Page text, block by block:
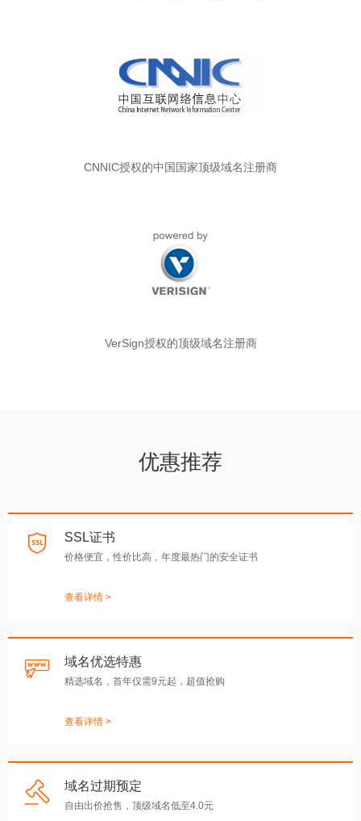
CNNIC授权的中国国家顶级域名注册商
VerSign授权的顶级域名注册商
优惠推荐
SSL证书
价格便宜，性价比高，年度最热门的安全证书
查看详情 >
域名优选特惠
精选域名，首年仅需9元起，超值抢购
查看详情 >
域名过期预定
自由出价抢售，顶级域名低至4.0元